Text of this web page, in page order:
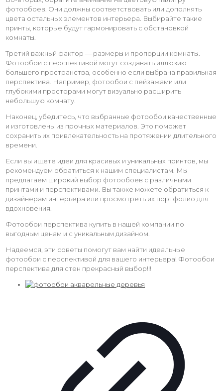
фотообоев. Они должны соответствовать или дополнять
цвета остальных элементов интерьера. Выбирайте такие
принты, которые будут гармонировать с обстановкой
комнаты.
Третий важный фактор — размеры и пропорции комнаты.
Фотообои с перспективой могут создавать иллюзию
большего пространства, особенно если выбрана правильная
перспектива. Например, фотообои с пейзажами или
глубокими просторами могут визуально расширить
небольшую комнату.
Наконец, убедитесь, что выбранные фотообои качественные
и изготовлены из прочных материалов. Это поможет
сохранить их привлекательность на протяжении длительного
времени.
Если вы ищете идеи для красивых и уникальных принтов, мы
рекомендуем обратиться к нашим специалистам. Мы
предлагаем широкий выбор фотообоев с различными
принтами и перспективами. Вы также можете обратиться к
дизайнерам интерьера или просмотреть их портфолио для
вдохновения.
Фотообои перспектива купить в нашей компании по
выгодным ценам и с уникальным дизайном.
Надеемся, эти советы помогут вам найти идеальные
фотообои с перспективой для вашего интерьера! Фотообои
перспектива для стен прекрасный выбор!!!